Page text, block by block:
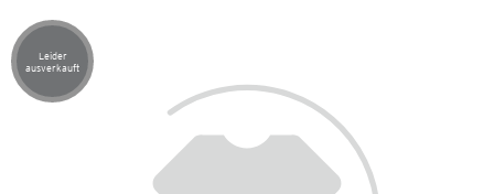
Artikel leider ausverkauft
Leider
ausverkauft